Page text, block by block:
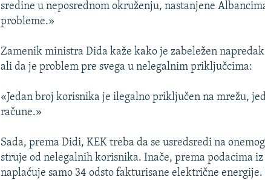
sredine u neposrednom okruženju, nastanjene
probleme.»
Zamenik ministra Dida kaže kako je zabeležen
ali da je problem pre svega u nelegalnim priključcima:
«Jedan broj korisnika je ilegalno priključen na mrežu,
račune.»
Sada, prema Didi, KEK treba da se usredsredi na
struje od nelegalnih korisnika. Inače, prema podacima iz
naplaćuje samo 34 odsto fakturisane električne